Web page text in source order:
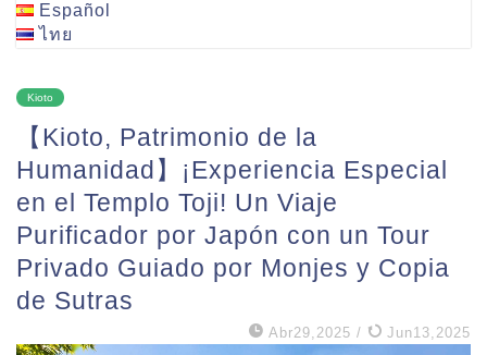
Español
ไทย
Kioto
【Kioto, Patrimonio de la
Humanidad】¡Experiencia Especial
en el Templo Toji! Un Viaje
Purificador por Japón con un Tour
Privado Guiado por Monjes y Copia
de Sutras
Abr29,2025 / Jun13,2025